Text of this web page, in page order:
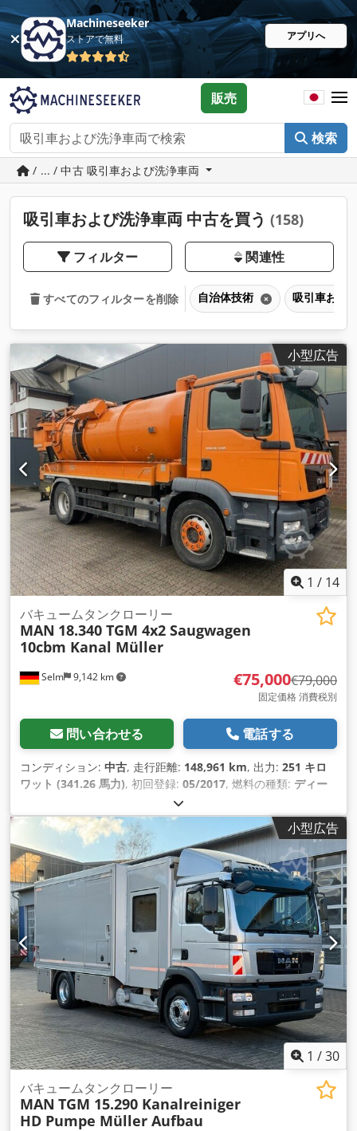
Machineseeker
ストアで無料 アプリへ
検索
販売
/ ... / 中古 吸引車および洗浄車両
吸引車および洗浄車両 中古を買う (158)
フィルター 関連性
すべてのフィルターを削除 自治体技術 吸引車およ
小型広告
1 / 14
Selm 9,142 km
バキュームタンクローリー
MAN 18.340 TGM 4x2 Saugwagen
10cbm Kanal Müller
€75,000€79,000
固定価格 消費税別
問い合わせる 電話する
コンディション: 中古, 走行距離: 148,961 km, 出力: 251 キロ
ワット (341.26 馬力), 初回登録: 05/2017, 燃料の種類: ディー
10,440 kg（キログラム）
7,560 kg（キログラム）, 総重量:18,000 kg（キログラム）, ア
クスル構成:4x2, ホイールベース: 4,200 mm, ブレーキ:エンジ
ンブレーキ
, 色: オレンジ, 運転席:デイキャブ, 変速方式:セミオ
ートマチック, 排出クラス:ユーロ6 , サスペンション:スチール-
エア, 座席数:2, 全長: 8,350 mm, 積載スペース容量:10 m³, 装
備:
ABS（アンチロック・ブレーキ・システム）, エアコン, ク
ルーズコントロール, セントラルロック, デファレンシャルロッ
ク, トラクションコントロール
小型広告
1 /30
バキュームタンクローリー
MAN TGM 15.290 Kanalreiniger
HD Pumpe Müller Aufbau